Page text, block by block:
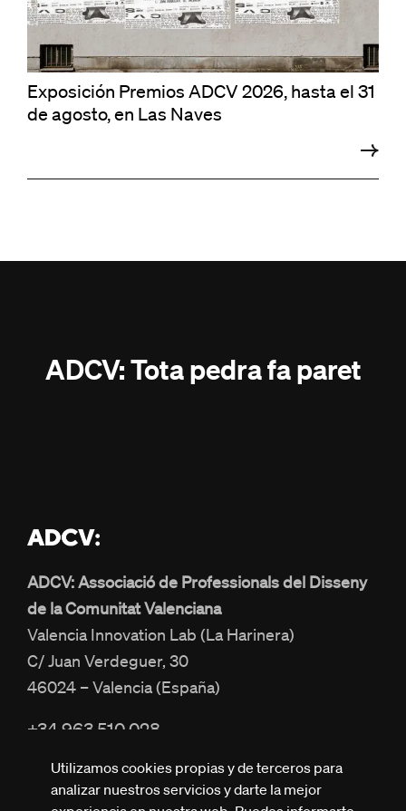
Exposición Premios ADCV 2026, hasta el 31
de agosto, en Las Naves
ADCV: Tota pedra fa paret
ADCV: Associació de Professionals del Disseny
de la Comunitat Valenciana
Valencia Innovation Lab (La Harinera)
C/ Juan Verdeguer, 30
46024 – Valencia (España)
+34 963 510 028
info@adcv.com
Utilizamos cookies propias y de terceros para
analizar nuestros servicios y darte la mejor